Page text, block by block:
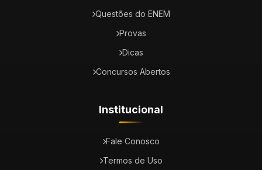
Questões do ENEM
Provas
Dicas
Concursos Abertos
Institucional
Fale Conosco
Termos de Uso